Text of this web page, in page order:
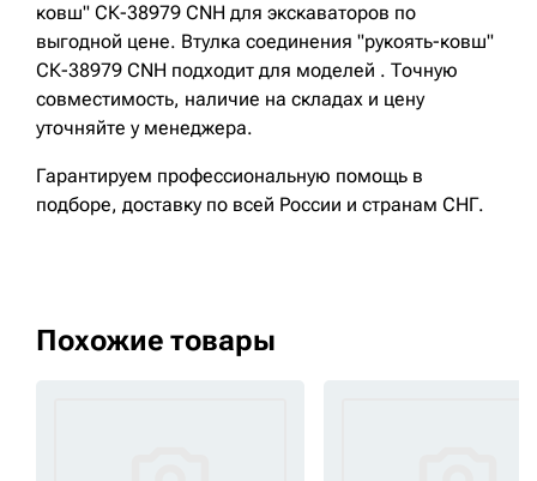
ковш" СК-38979 CNH для экскаваторов по
выгодной цене. Втулка соединения "рукоять-ковш"
СК-38979 CNH подходит для моделей . Точную
совместимость, наличие на складах и цену
уточняйте у менеджера.
Гарантируем профессиональную помощь в
подборе, доставку по всей России и странам СНГ.
Похожие товары